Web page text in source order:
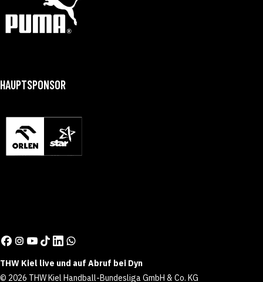
HAUPTSPONSOR
THW Kiel live und auf Abruf bei Dyn
© 2026 THW Kiel Handball-Bundesliga GmbH & Co. KG